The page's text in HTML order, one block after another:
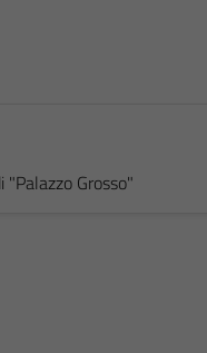
"Palazzo Grosso"